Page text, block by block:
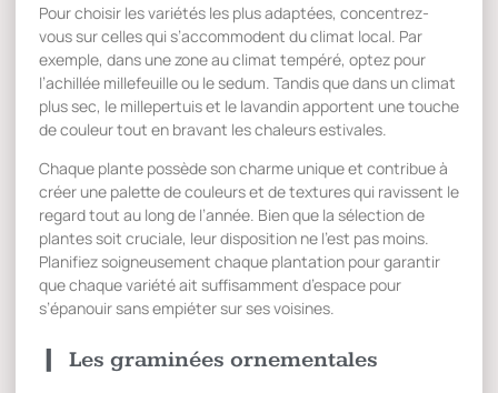
Pour choisir les variétés les plus adaptées, concentrez-
vous sur celles qui s’accommodent du climat local. Par
exemple, dans une zone au climat tempéré, optez pour
l’achillée millefeuille ou le sedum. Tandis que dans un climat
plus sec, le millepertuis et le lavandin apportent une touche
de couleur tout en bravant les chaleurs estivales.
Chaque plante possède son charme unique et contribue à
créer une palette de couleurs et de textures qui ravissent le
regard tout au long de l’année. Bien que la sélection de
plantes soit cruciale, leur disposition ne l’est pas moins.
Planifiez soigneusement chaque plantation pour garantir
que chaque variété ait suffisamment d’espace pour
s’épanouir sans empiéter sur ses voisines.
Les graminées ornementales